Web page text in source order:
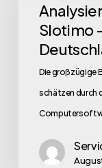
Slotimo
Die großzügige
schätzen durch